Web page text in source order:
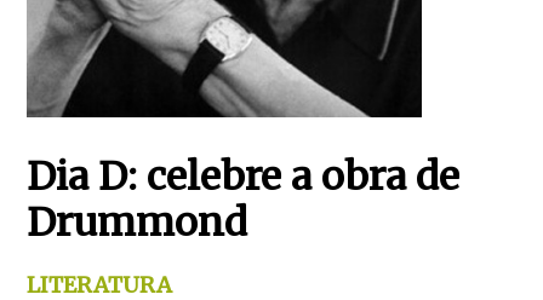
Dia D: celebre a obra de
Drummond
LITERATURA